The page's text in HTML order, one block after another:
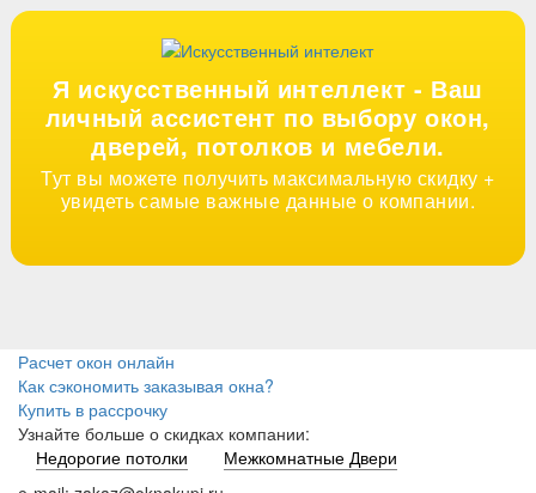
Я искусственный интеллект - Ваш
личный ассистент по выбору окон,
дверей, потолков и мебели.
Тут вы можете получить максимальную скидку +
увидеть самые важные данные о компании.
Расчет окон онлайн
Как сэкономить заказывая окна?
Купить в рассрочку
Узнайте больше о скидках компании:
Недорогие потолки
Межкомнатные Двери